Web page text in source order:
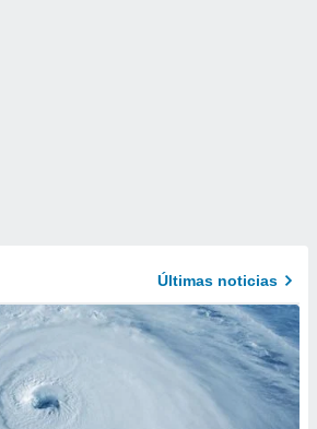
Últimas noticias